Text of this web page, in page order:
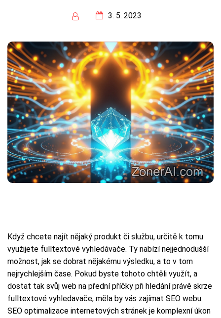
3. 5. 2023
Když chcete najít nějaký produkt či službu, určitě k tomu
využijete fulltextové vyhledávače. Ty nabízí nejjednodušší
možnost, jak se dobrat nějakému výsledku, a to v tom
nejrychlejším čase. Pokud byste tohoto chtěli využít, a
dostat tak svůj web na přední příčky při hledání právě skrze
fulltextové vyhledavače, měla by vás zajímat SEO webu.
SEO optimalizace internetových stránek je komplexní úkon